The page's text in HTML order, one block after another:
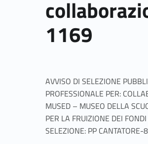
1169
AVVISO DI SELEZIONE
PROFESSIONALE PER:
MUSED – MUSEO DELLA
PER LA FRUIZIONE DEI
SELEZIONE: PP